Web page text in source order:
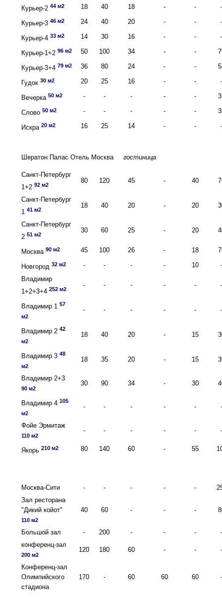
Курьер-2 44 м2 18 40 18 - - -
Курьер-3 46 м2 24 40 20 - - -
Курьер-4 33 м2 14 30 16 - - -
Курьер-1+2 96 м2 50 100 34 - -
Курьер-3+4 79 м2 36 80 24 - -
Гудок 30 м2 20 25 16 - - -
Вечерка 50 м2 - - - - -
Слово 50 м2 - - - - -
Искра 20 м2 16 25 14 - - -
Шератон Палас Отель Москва гостиница
Санкт-Петербург
1+2 92 м2
80 120 45 - 40
Санкт-Петербург
1 41 м2
18 40 20 - 20
Санкт-Петербург
2 51 м2
30 60 25 - 20
Москва 90 м2 45 100 26 - 18
Новгород 32 м2 - - - - 10
-
Владимир
1+2+3+4 252 м2
- - - - - -
Владимир 1 57
м2
- - - - - -
Владимир 2 42
м2
18 40 20 - 15
Владимир 3 48
м2
18 35 20 - 15
Владимир 2+3
90 м2
30 90 34 - 30
Владимир 4 105
м2
- - - - - -
Фойе Эрмитаж
110 м2
- - - - - -
Якорь 210 м2 80 140 60 - 55
Москва-Сити - - - - -
Зал ресторана
"Дикий койот"
110 м2
40 60 - - -
Большой зал - 200 - - -
-
конференц-зал
200 м2
120 180 60 - - -
Конференц-зал
Олимпийского
стадиона
170 - 60 60 60 -